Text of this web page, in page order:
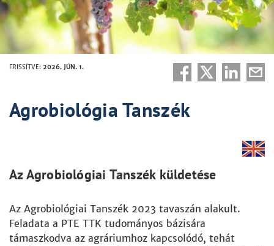
FRISSÍTVE: 2026. JÚN. 1.
Agrobiológia Tanszék
Az Agrobiológiai Tanszék küldetése
Az Agrobiológiai Tanszék 2023 tavaszán alakult.
Feladata a PTE TTK tudományos bázisára
támaszkodva az agráriumhoz kapcsolódó, tehát